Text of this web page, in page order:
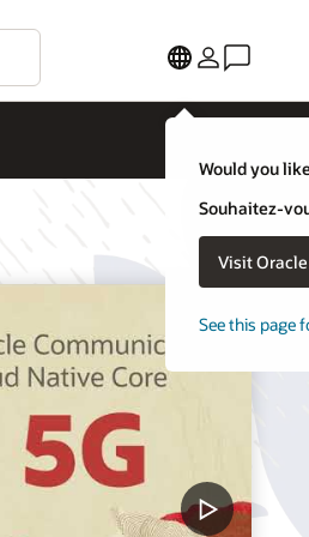
Would you
Souhaitez-
Visit
See this page